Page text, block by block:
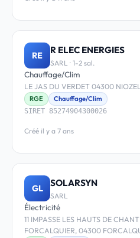
RE R ELEC ENERGIES
SARL · 1-2 sal.
Chauffage/Clim
LE JAS DU VERDET 04300
RGE
Chauffage/Clim
SIRET 85274904300026
Créé il y a 7 ans
GL SOLARSYN
SARL
Électricité
11 IMPASSE LES HAUTS DE
FORCALQUIER, 04300